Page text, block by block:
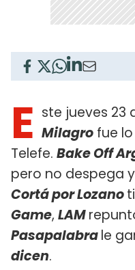
E ste jueves 23
Milagro fue
Telefe. Bake Off
pero no despega
Cortá por Lozano
Game, LAM
Pasapalabrale
dicen.